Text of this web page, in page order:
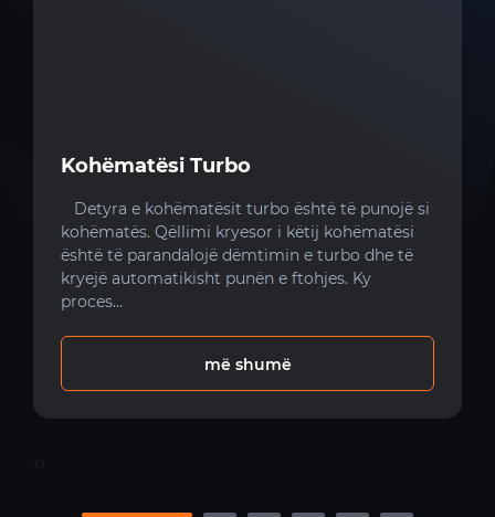
Kohëmatësi Turbo
Detyra e kohëmatësit turbo është të punojë si
kohëmatës. Qëllimi kryesor i këtij kohëmatësi
është të parandalojë dëmtimin e turbo dhe të
kryejë automatikisht punën e ftohjes. Ky
proces...
më shumë
‹